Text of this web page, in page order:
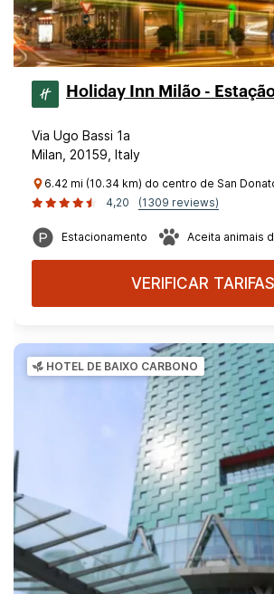
Holiday Inn Milão -
Via Ugo Bassi 1a
Milan, 20159, Italy
6.42 mi (10.34 km) do centro de San
4,20
(1309 reviews)
Estacionamento Aceita animais
VERIFICAR TARIFAS
HOTEL DE BAIXO CARBONO